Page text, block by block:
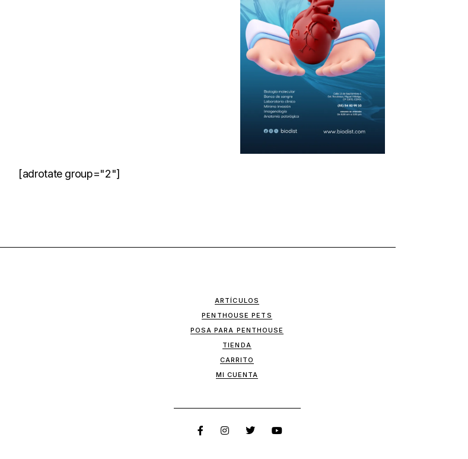
[adrotate group="2"]
ARTÍCULOS
PENTHOUSE PETS
POSA PARA PENTHOUSE
TIENDA
CARRITO
MI CUENTA